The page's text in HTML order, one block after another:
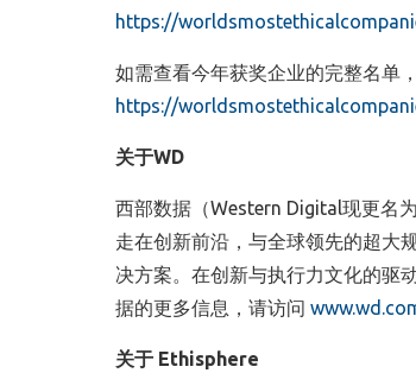
https://
如需查看今年获奖企业的完整名单
https://
关于WD
西部数据（Western Digital现更名
走在创新前沿，与全球领先的超大
决方案。在创新与执行力文化的驱
据的更多信息，请访问
关于 Ethisphere